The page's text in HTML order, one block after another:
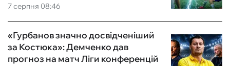
7 серпня 08:46
«Гурбанов значно досвідченіший
за Костюка»: Демченко дав
прогноз на матч Ліги конференцій